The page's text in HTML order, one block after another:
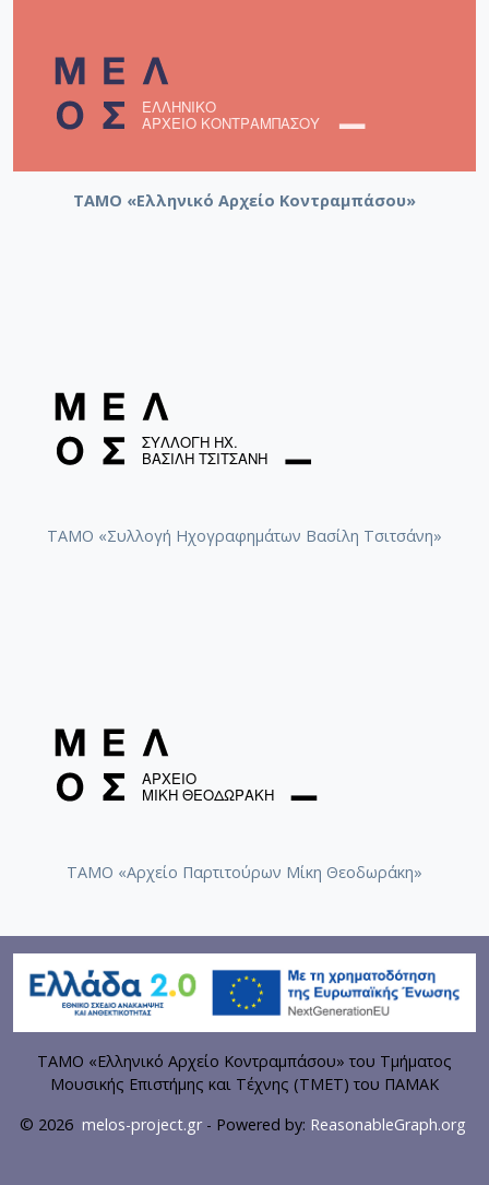
ΤΑΜΟ «Ελληνικό Αρχείο Κοντραμπάσου»
ΤΑΜΟ «Συλλογή Ηχογραφημάτων Βασίλη Τσιτσάνη»
ΤΑΜΟ «Αρχείο Παρτιτούρων Μίκη Θεοδωράκη»
ΤΑΜΟ «Ελληνικό Αρχείο Κοντραμπάσου» του Τμήματος
Μουσικής Επιστήμης και Τέχνης (ΤΜΕΤ) του ΠΑΜΑΚ
© 2026 melos-project.gr- Powered by: ReasonableGraph.org